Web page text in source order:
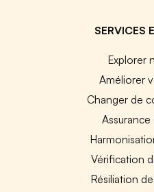
SERVICES
Explorer
Améliorer
Changer de
Assurance
Vérification
Résiliation